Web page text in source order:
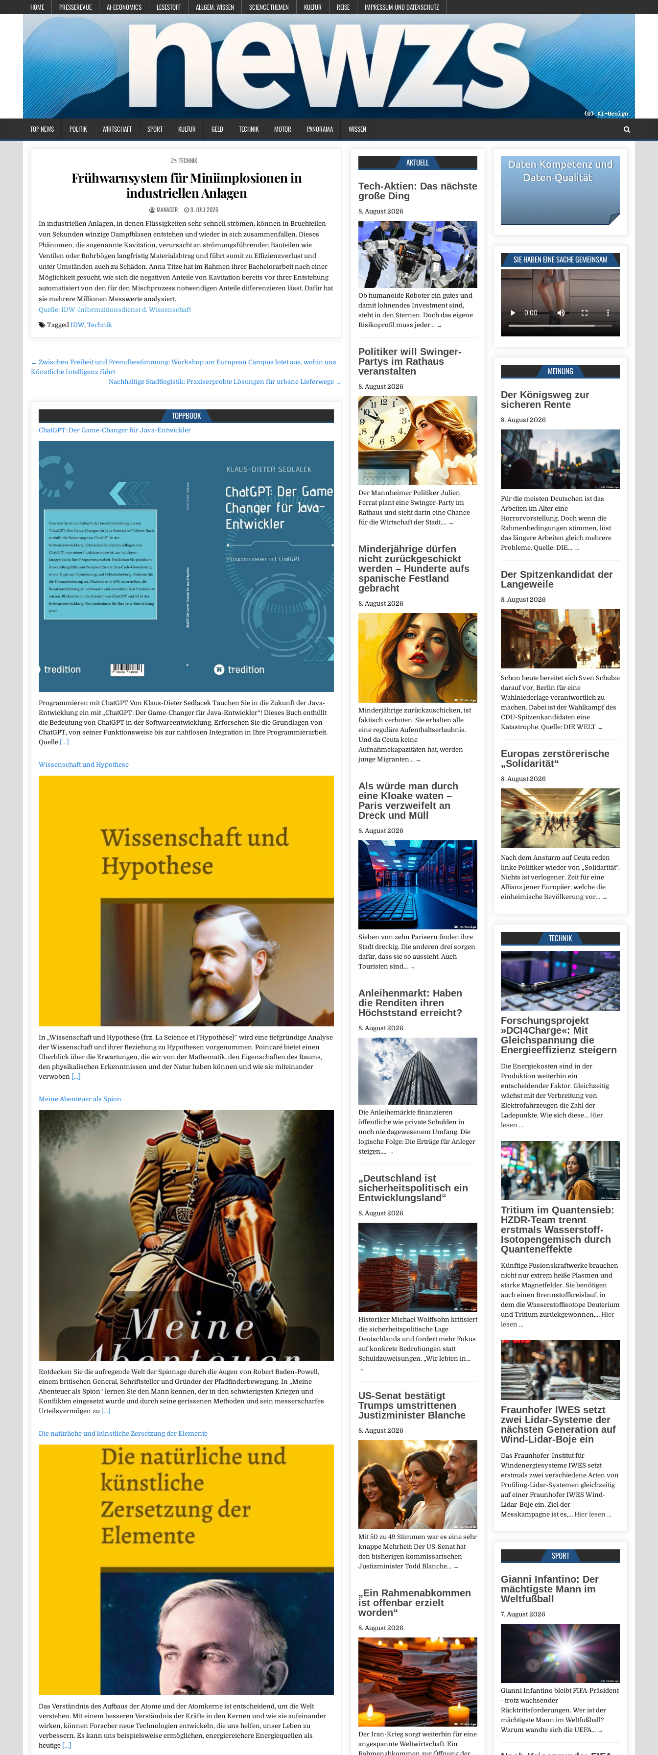
HOME PRESSEREVUE AI-ECONOMICS LESESTOFF ALLGEM. WISSEN SCIENCE THEMEN KULTUR REISE IMPRESSUM UND DATENSCHUTZ
TOP-NEWS POLITIK WIRTSCHAFT SPORT KULTUR GELD TECHNIK MOTOR PANORAMA WISSEN
POSTED IN
TECHNIK
Frühwarnsystem für Miniimplosionen in
industriellen Anlagen
MANAGER 9. JULI 2026
In industriellen Anlagen, in denen Flüssigkeiten sehr schnell strömen, können in Bruchteilen
von Sekunden winzige Dampfblasen entstehen und wieder in sich zusammenfallen. Dieses
Phänomen, die sogenannte Kavitation, verursacht an strömungsführenden Bauteilen wie
Ventilen oder Rohrbögen langfristig Materialabtrag und führt somit zu Effizienzverlust und
unter Umständen auch zu Schäden. Anna Titze hat im Rahmen ihrer Bachelorarbeit nach einer
Möglichkeit gesucht, wie sich die negativen Anteile von Kavitation bereits vor ihrer Entstehung
automatisiert von den für den Mischprozess notwendigen Anteile differenzieren lässt. Dafür hat
sie mehrere Millionen Messwerte analysiert.
Quelle: IDW-Informaitionsdienst d. Wissenschaft
TaggedIDW,Technik
Beitragsnavigation
← Zwischen Freiheit und Fremdbestimmung: Workshop am European Campus lotet aus, wohin uns
Künstliche Intelligenz führt
Nachhaltige Stadtlogistik: Praxiserprobte Lösungen für urbane Lieferwege →
TOPPBOOK
ChatGPT: Der Game-Changer für Java-Entwickler
Programmieren mit ChatGPT Von Klaus-Dieter Sedlacek Tauchen Sie in die Zukunft der Java-
Entwicklung ein mit „ChatGPT: Der Game-Changer für Java-Entwickler“! Dieses Buch enthüllt
die Bedeutung von ChatGPT in der Softwareentwicklung. Erforschen Sie die Grundlagen von
ChatGPT, von seiner Funktionsweise bis zur nahtlosen Integration in Ihre Programmierarbeit.
Quelle [...]
Wissenschaft und Hypothese
In „Wissenschaft und Hypothese (frz. La Science et l’Hypothèse)“ wird eine tiefgründige Analyse
der Wissenschaft und ihrer Beziehung zu Hypothesen vorgenommen. Poincaré bietet einen
Überblick über die Erwartungen, die wir von der Mathematik, den Eigenschaften des Raums,
den physikalischen Erkenntnissen und der Natur haben können und wie sie miteinander
verwoben [...]
Meine Abenteuer als Spion
Entdecken Sie die aufregende Welt der Spionage durch die Augen von Robert Baden-Powell,
einem britischen General, Schriftsteller und Gründer der Pfadfinderbewegung. In „Meine
Abenteuer als Spion“ lernen Sie den Mann kennen, der in den schwierigsten Kriegen und
Konflikten eingesetzt wurde und durch seine gerissenen Methoden und sein messerscharfes
Urteilsvermögen zu [...]
Die natürliche und künstliche Zersetzung der Elemente
Das Verständnis des Aufbaus der Atome und der Atomkerne ist entscheidend, um die Welt
verstehen. Mit einem besseren Verständnis der Kräfte in den Kernen und wie sie aufeinander
wirken, können Forscher neue Technologien entwickeln, die uns helfen, unser Leben zu
verbessern. Es kann uns beispielsweise ermöglichen, energiereichere Energiequellen als
heutige [...]
SIE HABEN EINE SACHE GEMEINSAM
MEINUNG
Der Königsweg zur
sicheren Rente
8. August 2026
Für die meisten Deutschen ist das
Arbeiten im Alter eine
Horrorvorstellung. Doch wenn die
Rahmenbedingungen stimmen, löst
das längere Arbeiten gleich mehrere
Probleme. Quelle: DIE… →
Der Spitzenkandidat der
Langeweile
8. August 2026
Schon heute bereitet sich Sven Schulze
darauf vor, Berlin für eine
Wahlniederlage verantwortlich zu
machen. Dabei ist der Wahlkampf des
CDU-Spitzenkandidaten eine
Katastrophe. Quelle: DIE WELT →
Europas zerstörerische
„Solidarität“
8. August 2026
Nach dem Ansturm auf Ceuta reden
linke Politiker wieder von „Solidarität“.
Nichts ist verlogener. Zeit für eine
Allianz jener Europäer, welche die
einheimische Bevölkerung vor… →
TECHNIK
Forschungsprojekt
»DCI4Charge«: Mit
Gleichspannung die
Energieeffizienz steigern
Die Energiekosten sind in der
Produktion weiterhin ein
entscheidender Faktor. Gleichzeitig
wächst mit der Verbreitung von
Elektrofahrzeugen die Zahl der
Ladepunkte. Wie sich diese… Hier
lesen …
Tritium im Quantensieb:
HZDR-Team trennt
erstmals Wasserstoff-
Isotopengemisch durch
Quanteneffekte
Künftige Fusionskraftwerke brauchen
nicht nur extrem heiße Plasmen und
starke Magnetfelder. Sie benötigen
auch einen Brennstoffkreislauf, in
dem die Wasserstoffisotope Deuterium
und Tritium zurückgewonnen,… Hier
lesen …
Fraunhofer IWES setzt
zwei Lidar-Systeme der
nächsten Generation auf
Wind-Lidar-Boje ein
Das Fraunhofer-Institut für
Windenergiesysteme IWES setzt
erstmals zwei verschiedene Arten von
Profiling-Lidar-Systemen gleichzeitig
auf einer Fraunhofer IWES Wind-
Lidar-Boje ein. Ziel der
Messkampagne ist es,… Hier lesen …
SPORT
Gianni Infantino: Der
mächtigste Mann im
Weltfußball
7. August 2026
Gianni Infantino bleibt FIFA-Präsident
- trotz wachsender
Rücktrittsforderungen. Wer ist der
mächtigste Mann im Weltfußball?
Warum wandte sich die UEFA… →
AKTUELL
Tech-Aktien: Das nächste
große Ding
8. August 2026
Ob humanoide Roboter ein gutes und
damit lohnendes Investment sind,
steht in den Sternen. Doch das eigene
Risikoprofil muss jeder… →
Politiker will Swinger-
Partys im Rathaus
veranstalten
8. August 2026
Der Mannheimer Politiker Julien
Ferrat plant eine Swinger-Party im
Rathaus und sieht darin eine Chance
für die Wirtschaft der Stadt.… →
Minderjährige dürfen
nicht zurückgeschickt
werden – Hunderte aufs
spanische Festland
gebracht
8. August 2026
Minderjährige zurückzuschicken, ist
faktisch verboten. Sie erhalten alle
eine reguläre Aufenthaltserlaubnis.
Und da Ceuta keine
Aufnahmekapazitäten hat, werden
junge Migranten… →
Als würde man durch
eine Kloake waten –
Paris verzweifelt an
Dreck und Müll
8. August 2026
Sieben von zehn Parisern finden ihre
Stadt dreckig. Die anderen drei sorgen
dafür, dass sie so aussieht. Auch
Touristen sind… →
Anleihenmarkt: Haben
die Renditen ihren
Höchststand erreicht?
8. August 2026
Die Anleihemärkte finanzieren
öffentliche wie private Schulden in
noch nie da­gewesenem Umfang. Die
logische Folge: Die Erträge für Anleger
steigen.… →
„Deutschland ist
sicherheitspolitisch ein
Entwicklungsland“
8. August 2026
Historiker Michael Wolffsohn kritisiert
die sicherheitspolitische Lage
Deutschlands und fordert mehr Fokus
auf konkrete Bedrohungen statt
Schuldzuweisungen. „Wir lebten in…
→
US-Senat bestätigt
Trumps umstrittenen
Justizminister Blanche
8. August 2026
Mit 50 zu 49 Stimmen war es eine sehr
knappe Mehrheit: Der US-Senat hat
den bisherigen kommissarischen
Justizminister Todd Blanche… →
„Ein Rahmenabkommen
ist offenbar erzielt
worden“
8. August 2026
Der Iran-Krieg sorgt weiterhin für eine
angespannte Weltwirtschaft. Ein